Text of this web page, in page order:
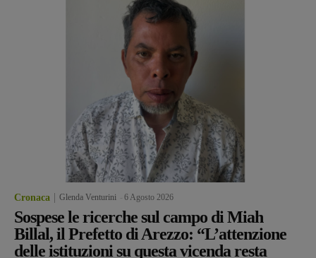
Cronaca Glenda Venturini 6 Agosto 2026
Sospese le ricerche sul campo di Miah
Billal, il Prefetto di Arezzo: “L’attenzione
delle istituzioni su questa vicenda resta